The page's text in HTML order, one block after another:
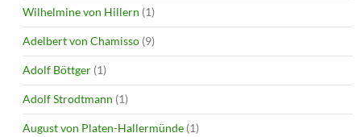
Wilhelmine von Hillern (1)
Adelbert von Chamisso (9)
Adolf Böttger (1)
Adolf Strodtmann (1)
August von Platen-Hallermünde (1)